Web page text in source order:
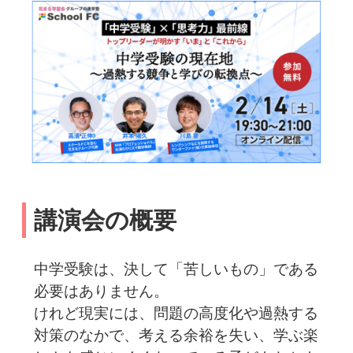
講演会の概要
中学受験は、決して「苦しいもの」である
必要はありません。
けれど現実には、問題の高度化や過熱する
対策のなかで、考える余裕を失い、学ぶ楽